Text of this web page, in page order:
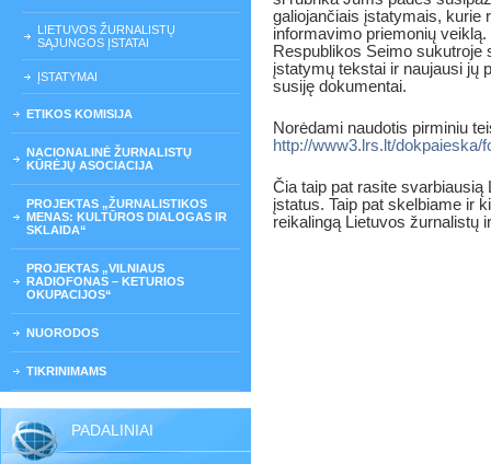
LIETUVOS ŽURNALISTŲ
SĄJUNGOS ĮSTATAI
ĮSTATYMAI
ETIKOS KOMISIJA
NACIONALINĖ ŽURNALISTŲ
KŪRĖJŲ ASOCIACIJA
PROJEKTAS „ŽURNALISTIKOS
MENAS: KULTŪROS DIALOGAS IR
SKLAIDA“
PROJEKTAS „VILNIAUS
RADIOFONAS – KETURIOS
OKUPACIJOS“
NUORODOS
TIKRINIMAMS
PADALINIAI
galiojančiais įstatymais, kurie
informavimo priemonių
Respublikos Seimo sukutroje
įstatymų tekstai ir naujausi jų
susiję dokumentai.
Norėdami naudotis pirminiu
http://www3.lrs.lt/dokpaieska/
Čia taip pat rasite
įstatus. Taip pat skelbiame ir
reikalingą Lietuvos žurnalistų